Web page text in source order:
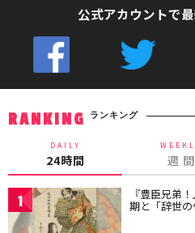
公式アカウントで
RANKING ランキング
DAILY
24時間 週 間
1 『豊臣兄弟
期と「辞世